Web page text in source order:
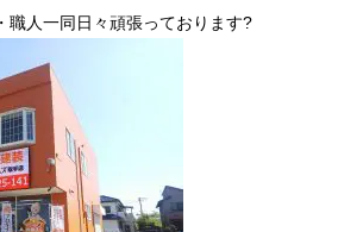
職人一同日々頑張っております?